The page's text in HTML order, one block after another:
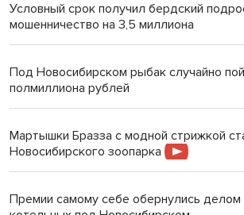
Условный срок получил бердский
мошенничество на 3,5 миллиона
Под Новосибирском рыбак случайно
полмиллиона рублей
Мартышки Бразза с модной стрижкой
Новосибирского зоопарка
Премии самому себе обернулись делом